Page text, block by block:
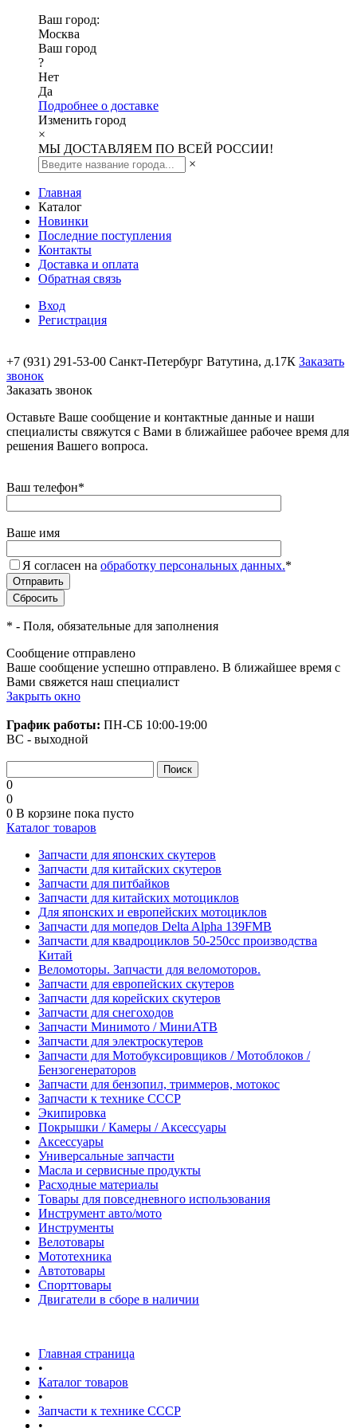
Ваш город:
Москва
Ваш город
?
Нет
Да
Подробнее о доставке
Изменить город
×
МЫ ДОСТАВЛЯЕМ ПО ВСЕЙ РОССИИ!
×
Главная
Каталог
Новинки
Последние поступления
Контакты
Доставка и оплата
Обратная связь
Вход
Регистрация
+7 (931) 291-53-00 Санкт-Петербург Ватутина, д.17К Заказать
звонок
Заказать звонок
Оставьте Ваше сообщение и контактные данные и наши
специалисты свяжутся с Вами в ближайшее рабочее время для
решения Вашего вопроса.
Ваш телефон*
Ваше имя
Я согласен на обработку персональных данных.*
* - Поля, обязательные для заполнения
Сообщение отправлено
Ваше сообщение успешно отправлено. В ближайшее время с
Вами свяжется наш специалист
Закрыть окно
График работы: ПН-СБ 10:00-19:00
ВС - выходной
0
0
0 В корзине пока пусто
Каталог товаров
Запчасти для японских скутеров
Запчасти для китайских скутеров
Запчасти для питбайков
Запчасти для китайских мотоциклов
Для японских и европейских мотоциклов
Запчасти для мопедов Delta Alpha 139FMB
Запчасти для квадроциклов 50-250сс производства
Китай
Веломоторы. Запчасти для веломоторов.
Запчасти для европейских скутеров
Запчасти для корейских скутеров
Запчасти для снегоходов
Запчасти Минимото / МиниАТВ
Запчасти для электроскутеров
Запчасти для Мотобуксировщиков / Мотоблоков /
Бензогенераторов
Запчасти для бензопил, триммеров, мотокос
Запчасти к технике СССР
Экипировка
Покрышки / Камеры / Аксессуары
Аксессуары
Универсальные запчасти
Масла и сервисные продукты
Расходные материалы
Товары для повседневного использования
Инструмент авто/мото
Инструменты
Велотовары
Мототехника
Автотовары
Спорттовары
Двигатели в сборе в наличии
Главная страница
•
Каталог товаров
•
Запчасти к технике СССР
•